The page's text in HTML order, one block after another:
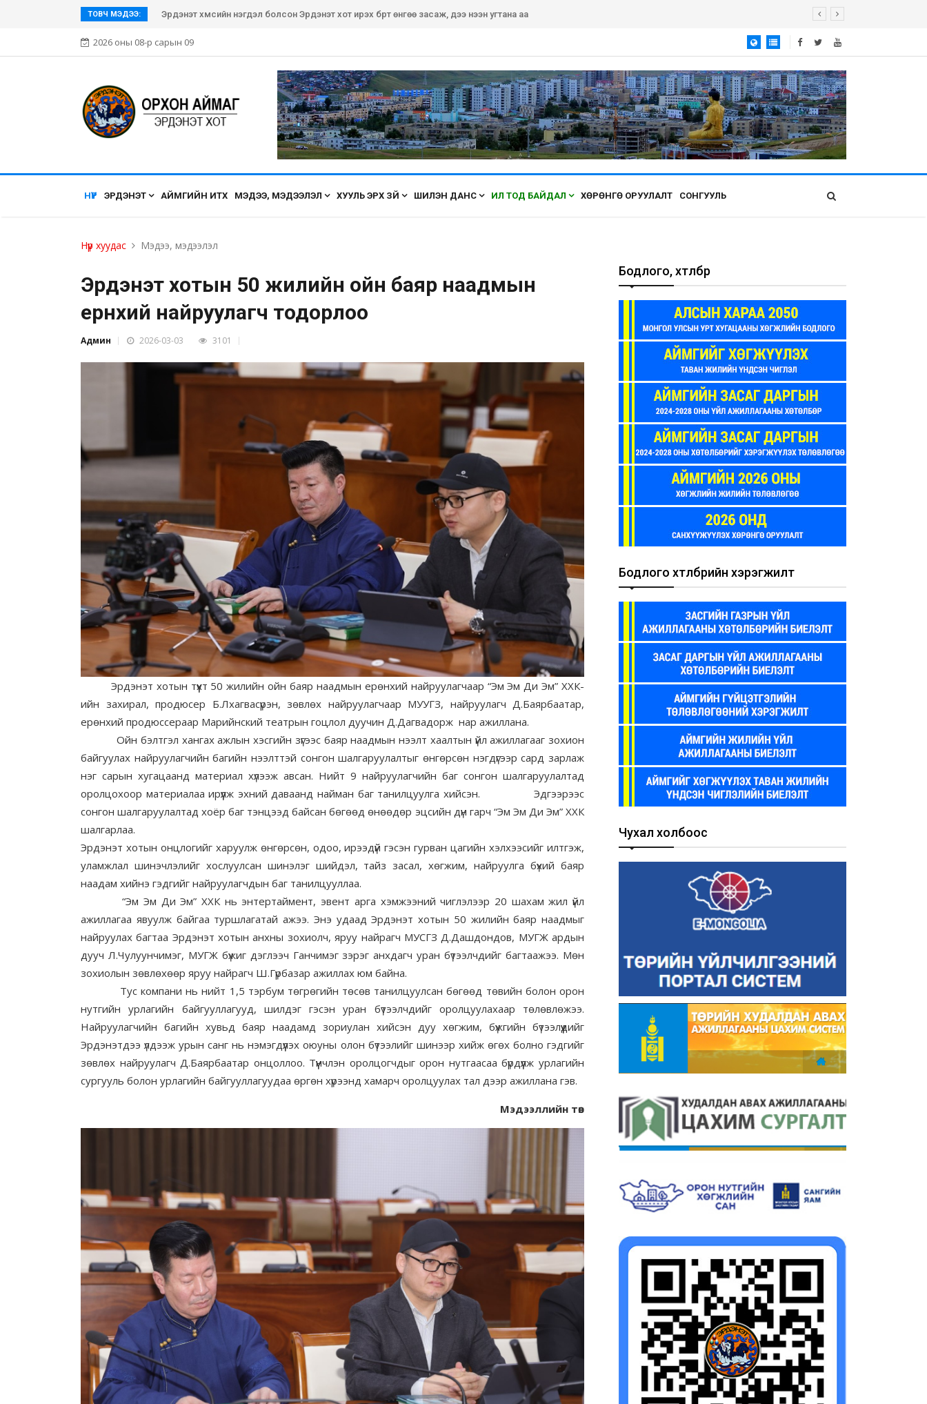
ТОВЧ МЭДЭЭ: Эрдэнэт хүмүүсийн нэгдэл болсон Эрдэнэт хот ирэх бүрт өнгөө засаж, үүдээ нээн угтана аа
2026 оны 08-р сарын 09
НҮҮР ЭРДЭНЭТ АЙМГИЙН ИТХ МЭДЭЭ, МЭДЭЭЛЭЛ ХУУЛЬ ЭРХ ЗҮЙ ШИЛЭН ДАНС ИЛ ТОД БАЙДАЛ ХӨРӨНГӨ ОРУУЛАЛТ СОНГУУЛЬ
Нүүр хуудас Мэдээ, мэдээлэл
Эрдэнэт хотын 50 жилийн ойн баяр наадмын
ерөнхий найруулагч тодорлоо
Админ 2026-03-03 3101
Эрдэнэт хотын түүхт 50 жилийн ойн баяр наадмын ерөнхий найруулагчаар “Эм Эм Ди Эм” ХХК-
ийн захирал, продюсер Б.Лхагвасүрэн, зөвлөх найруулагчаар МУУГЗ, найруулагч Д.Баярбаатар,
ерөнхий продюссераар Марийнский театрын гоцлол дуучин Д.Дагвадорж нар ажиллана.
Ойн бэлтгэл хангах ажлын хэсгийн зүгээс баяр наадмын нээлт хаалтын үйл ажиллагааг зохион
байгуулах найруулагчийн багийн нээлттэй сонгон шалгаруулалтыг өнгөрсөн нэгдүгээр сард зарлаж
нэг сарын хугацаанд материал хүлээж авсан. Нийт 9 найруулагчийн баг сонгон шалгаруулалтад
оролцохоор материалаа ирүүлж эхний даваанд найман баг танилцуулга хийсэн. Эдгээрээс
сонгон шалгаруулалтад хоёр баг тэнцээд байсан бөгөөд өнөөдөр эцсийн дүн гарч “Эм Эм Ди Эм” ХХК
шалгарлаа.
Эрдэнэт хотын онцлогийг харуулж өнгөрсөн, одоо, ирээдүй гэсэн гурван цагийн хэлхээсийг илтгэж,
уламжлал шинэчлэлийг хослуулсан шинэлэг шийдэл, тайз засал, хөгжим, найруулга бүхий баяр
наадам хийнэ гэдгийг найруулагчдын баг танилцууллаа.
“Эм Эм Ди Эм” ХХК нь энтертаймент, эвент арга хэмжээний чиглэлээр 20 шахам жил үйл
ажиллагаа явуулж байгаа туршлагатай ажээ. Энэ удаад Эрдэнэт хотын 50 жилийн баяр наадмыг
найруулах багтаа Эрдэнэт хотын анхны зохиолч, яруу найрагч МУСГЗ Д.Дашдондов, МУГЖ ардын
дууч Л.Чулуунчимэг, МУГЖ бүжиг дэглээч Ганчимэг зэрэг анхдагч уран бүтээлчдийг багтаажээ. Мөн
зохиолын зөвлөхөөр яруу найрагч Ш.Гүрбазар ажиллах юм байна.
Тус компани нь нийт 1,5 тэрбум төгрөгийн төсөв танилцуулсан бөгөөд төвийн болон орон
нутгийн урлагийн байгууллагууд, шилдэг гэсэн уран бүтээлчдийг оролцуулахаар төлөвлөжээ.
Найруулагчийн багийн хувьд баяр наадамд зориулан хийсэн дуу хөгжим, бүжгийн бүтээлүүдийг
Эрдэнэтдээ үлдээж урын санг нь нэмэгдүүлэх оюуны олон бүтээлийг шинээр хийж өгөх болно гэдгийг
зөвлөх найруулагч Д.Баярбаатар онцоллоо. Түүнчлэн оролцогчдыг орон нутгаасаа бүрдүүлж урлагийн
сургууль болон урлагийн байгууллагуудаа өргөн хүрээнд хамарч оролцуулах тал дээр ажиллана гэв.
Мэдээллийн төв
Бодлого, хөтөлбөр
Бодлого хөтөлбөрийн хэрэгжилт
Чухал холбоос